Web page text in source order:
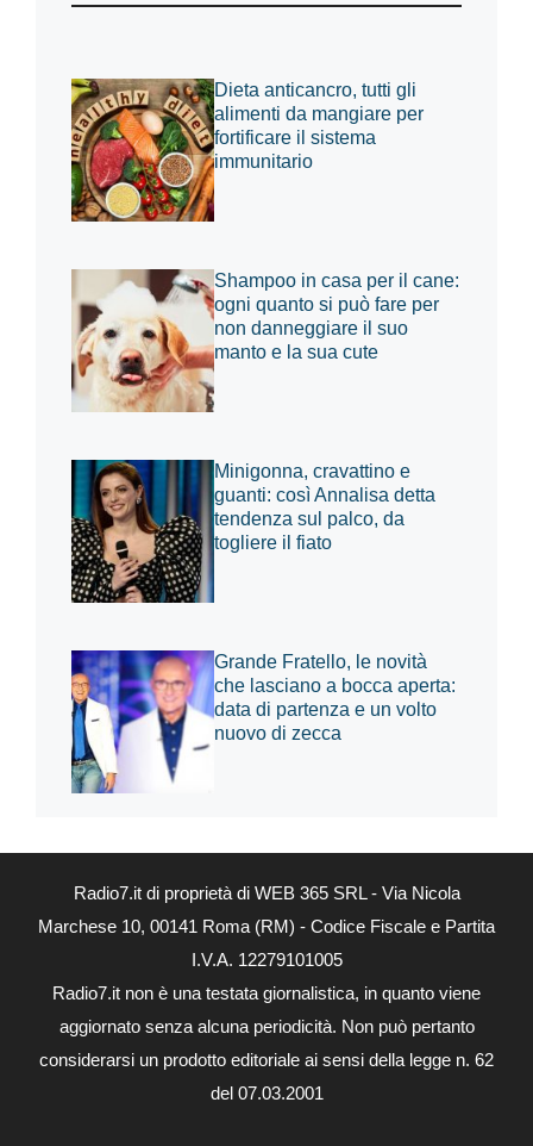
Dieta anticancro, tutti gli
alimenti da mangiare per
fortificare il sistema
immunitario
Shampoo in casa per il cane:
ogni quanto si può fare per
non danneggiare il suo
manto e la sua cute
Minigonna, cravattino e
guanti: così Annalisa detta
tendenza sul palco, da
togliere il fiato
Grande Fratello, le novità
che lasciano a bocca aperta:
data di partenza e un volto
nuovo di zecca
Radio7.it di proprietà di WEB 365 SRL - Via Nicola
Marchese 10, 00141 Roma (RM) - Codice Fiscale e Partita
I.V.A. 12279101005
Radio7.it non è una testata giornalistica, in quanto viene
aggiornato senza alcuna periodicità. Non può pertanto
considerarsi un prodotto editoriale ai sensi della legge n. 62
del 07.03.2001